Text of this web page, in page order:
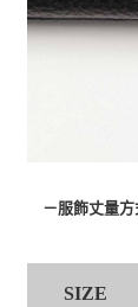
－服飾丈量
SIZE